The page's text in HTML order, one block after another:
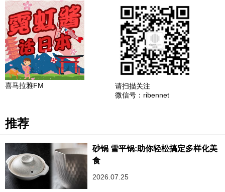
喜马拉雅FM
请扫描关注
微信号：ribennet
推荐
砂锅 雪平锅:助你轻松搞定多样化美
食
2026.07.25